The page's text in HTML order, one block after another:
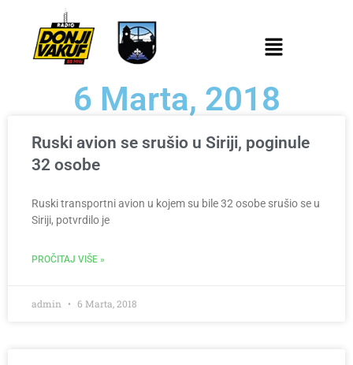
6 Marta, 2018
Ruski avion se srušio u Siriji, poginule
32 osobe
Ruski transportni avion u kojem su bile 32 osobe srušio se u
Siriji, potvrdilo je
PROČITAJ VIŠE »
admin 6 Marta, 2018